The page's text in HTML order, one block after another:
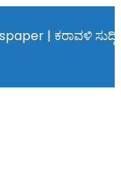
| ಕರಾವಳಿ ಸುದ್ದಿ -